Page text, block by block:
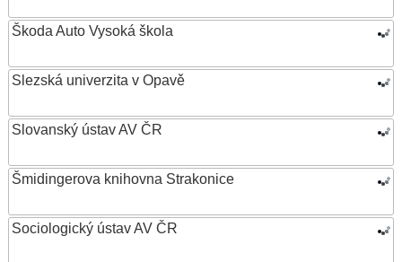
Škoda Auto Vysoká škola
Slezská univerzita v Opavě
Slovanský ústav AV ČR
Šmidingerova knihovna Strakonice
Sociologický ústav AV ČR